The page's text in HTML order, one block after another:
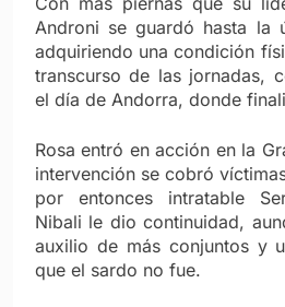
Androni se guardó hasta la
adquiriendo una condición
transcurso de las jornadas,
el día de Andorra, donde
Rosa entró en acción en la
intervención se cobró
por entonces intratable
Nibali le dio continuidad,
auxilio de más conjuntos y
que el sardo no fue.